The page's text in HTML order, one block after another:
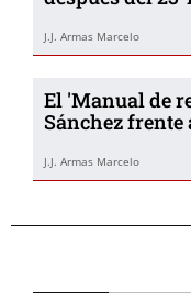
J.J. Armas Marcelo
El 'Manual de
Sánchez
J.J. Armas Marcelo